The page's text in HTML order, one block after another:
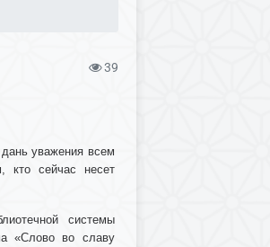
39
уважения всем
кто сейчас несет
системы
«Слово во славу